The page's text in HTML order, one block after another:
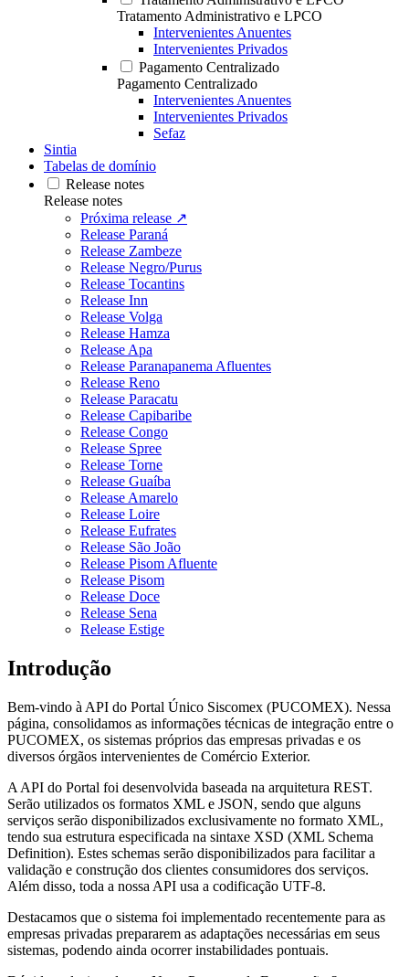
Tratamento Administrativo e LPCO
Intervenientes Anuentes
Intervenientes Privados
Pagamento Centralizado
Pagamento Centralizado
Intervenientes Anuentes
Intervenientes Privados
Sefaz
Sintia
Tabelas de domínio
Release notes
Release notes
Próxima release ↗
Release Paraná
Release Zambeze
Release Negro/Purus
Release Tocantins
Release Inn
Release Volga
Release Hamza
Release Apa
Release Paranapanema Afluentes
Release Reno
Release Paracatu
Release Capibaribe
Release Congo
Release Spree
Release Torne
Release Guaíba
Release Amarelo
Release Loire
Release Eufrates
Release São João
Release Pisom Afluente
Release Pisom
Release Doce
Release Sena
Release Estige
Introdução
Bem-vindo à API do Portal Único Siscomex (PUCOMEX). Nessa
página, consolidamos as informações técnicas de integração entre o
PUCOMEX, os sistemas próprios das empresas privadas e os
diversos órgãos intervenientes de Comércio Exterior.
A API do Portal foi desenvolvida baseada na arquitetura REST.
Serão utilizados os formatos XML e JSON, sendo que alguns
serviços serão disponibilizados exclusivamente no formato XML,
tendo sua estrutura especificada na sintaxe XSD (XML Schema
Definition). Estes schemas serão disponibilizados para facilitar a
validação e construção dos clientes consumidores dos serviços.
Além disso, toda a nossa API usa a codificação UTF-8.
Destacamos que o sistema foi implementado recentemente para as
empresas privadas prepararem as adaptações necessárias em seus
sistemas, podendo ainda ocorrer instabilidades pontuais.